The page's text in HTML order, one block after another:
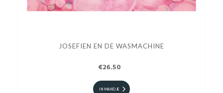
JOSEFIEN EN DE WASMACHINE
€26.50
IN MANDJE